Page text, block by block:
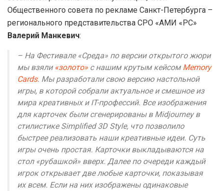
Общественного совета по рекламе Санкт-Петербурга –
регионального представительства СРО «АМИ «РС»
Валерий Манкевич:
– На Фестивале «Среда» по версии открытого жюри
мы взяли «золото» с нашим крутым кейсом Memory
Cards. Мы разработали свою версию настольной
игры, в которой собрали актуальное и смешное из
мира креативных и IT-профессий. Все изображения
для карточек были сгенерированы в Midjourney в
стилистике Simplified 3D Style, что позволило
быстрее реализовать наши креативные идеи. Суть
игры очень простая. Карточки выкладываются на
стол «рубашкой» вверх. Далее по очереди каждый
игрок открывает две любые карточки, показывая
их всем. Если на них изображены одинаковые